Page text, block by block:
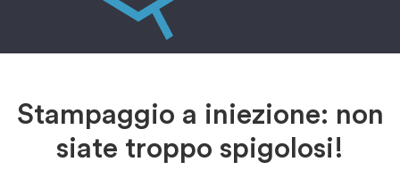
Stampaggio a iniezione: non
siate troppo spigolosi!